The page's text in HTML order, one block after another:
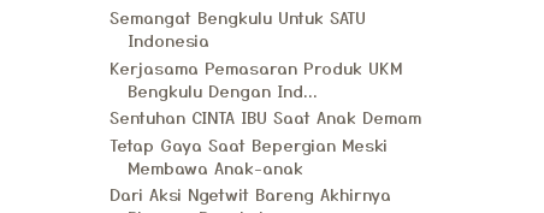
Semangat Bengkulu Untuk SATU
Indonesia
Kerjasama Pemasaran Produk UKM
Bengkulu Dengan Ind...
Sentuhan CINTA IBU Saat Anak Demam
Tetap Gaya Saat Bepergian Meski
Membawa Anak-anak
Dari Aksi Ngetwit Bareng Akhirnya